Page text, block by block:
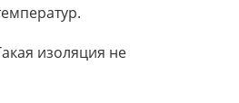
изоляция не